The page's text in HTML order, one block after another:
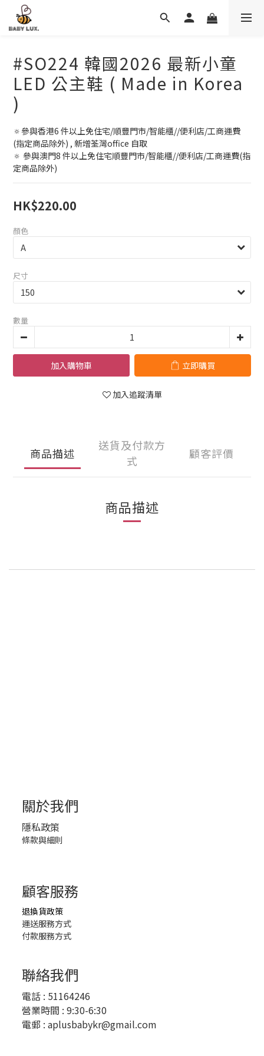
#SO224 韓國2026 最新小童
LED 公主鞋 ( Made in Korea
)
🔅參與香港6 件以上免住宅/順豐門市/智能櫃//便利店/工商運費
(指定商品除外) , 新增荃灣office 自取
🔅 參與澳門8 件以上免住宅順豐門市/智能櫃//便利店/工商運費(指
定商品除外)
HK$220.00
顏色
尺寸
數量
加入購物車 立即購買
加入追蹤清單
商品描述
送貨及付款方
式
顧客評價
商品描述
關於我們
隱私政策
條款與細則
顧客服務
退換貨政策
運送服務方式
付款服務方式
聯絡我們
電話 : 51164246
營業時間 : 9:30-6:30
電郵 : aplusbabykr@gmail.com